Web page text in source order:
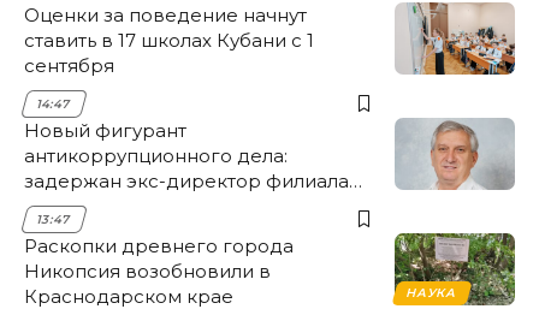
Оценки за поведение начнут
ставить в 17 школах Кубани с 1
сентября
14:47
Новый фигурант
антикоррупционного дела:
задержан экс-директор филиала
НЭСК Крымска
13:47
НАУКА
Раскопки древнего города
Никопсия возобновили в
Краснодарском крае